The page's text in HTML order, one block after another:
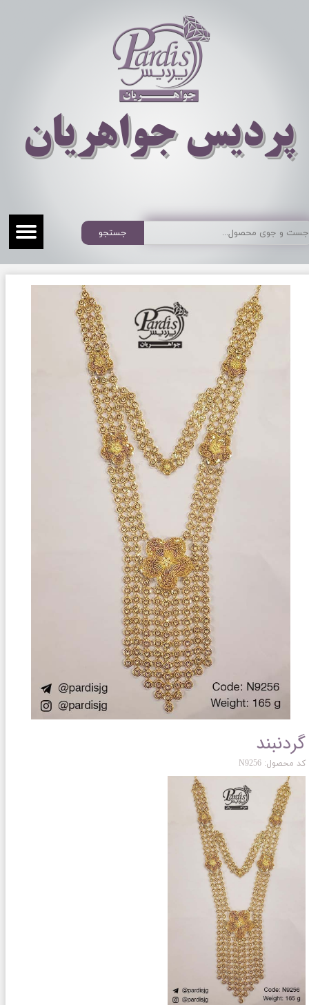
​​​​پردیس جواهریان
جستجو
گردنبند
کد محصول: N9256